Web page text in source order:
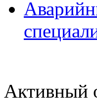
Активный